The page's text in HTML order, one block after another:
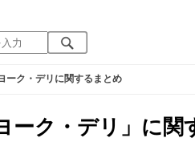
ーク・デリに関するまとめ
ーク・デリ」に関